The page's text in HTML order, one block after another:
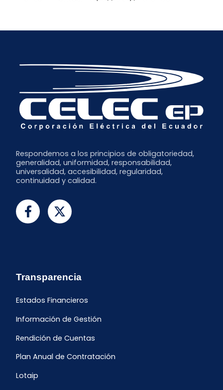
Respondemos a los principios de obligatoriedad,
generalidad, uniformidad, responsabilidad,
universalidad, accesibilidad, regularidad,
continuidad y calidad.
Transparencia
Estados Financieros
Información de Gestión
Rendición de Cuentas
Plan Anual de Contratación
Lotaip